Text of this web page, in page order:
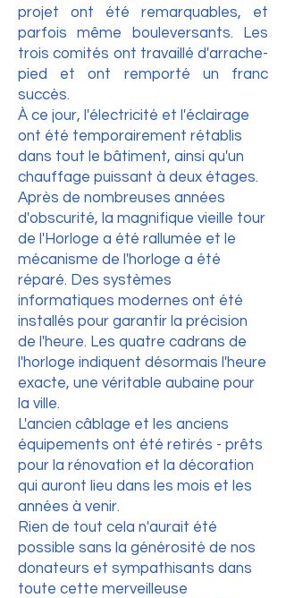
projet ont été remarquables, et
parfois même bouleversants. Les
trois comités ont travaillé d'arrache-
pied et ont remporté un franc
succès.
À ce jour, l'électricité et l'éclairage
ont été temporairement rétablis
dans tout le bâtiment, ainsi qu'un
chauffage puissant à deux étages.
Après de nombreuses années
d'obscurité, la magnifique vieille tour
de l'Horloge a été rallumée et le
mécanisme de l'horloge a été
réparé. Des systèmes
informatiques modernes ont été
installés pour garantir la précision
de l'heure. Les quatre cadrans de
l'horloge indiquent désormais l'heure
exacte, une véritable aubaine pour
la ville.
L'ancien câblage et les anciens
équipements ont été retirés - prêts
pour la rénovation et la décoration
qui auront lieu dans les mois et les
années à venir.
Rien de tout cela n'aurait été
possible sans la générosité de nos
donateurs et sympathisants dans
toute cette merveilleuse